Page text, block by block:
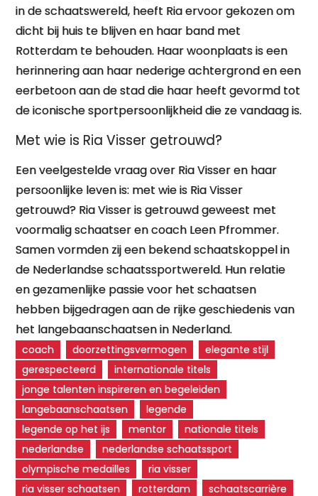
in de schaatswereld, heeft Ria ervoor gekozen om
dicht bij huis te blijven en haar band met
Rotterdam te behouden. Haar woonplaats is een
herinnering aan haar nederige achtergrond en een
eerbetoon aan de stad die haar heeft gevormd tot
de iconische sportpersoonlijkheid die ze vandaag is.
Met wie is Ria Visser getrouwd?
Een veelgestelde vraag over Ria Visser en haar
persoonlijke leven is: met wie is Ria Visser
getrouwd? Ria Visser is getrouwd geweest met
voormalig schaatser en coach Leen Pfrommer.
Samen vormden zij een bekend schaatskoppel in
de Nederlandse schaatssportwereld. Hun relatie
en gezamenlijke passie voor het schaatsen
hebben bijgedragen aan de rijke geschiedenis van
het langebaanschaatsen in Nederland.
coach doorzettingsvermogen
elegante stijl
gerespecteerd
internationale titels
jonge talenten inspireren en begeleiden
langebaanschaatsen
legende
legende op het ijs
mentor
nationale titels
nederlandse
nederlandse schaatssport
olympische medailles
ria visser
ria visser schaatsen
rotterdam schaatscarrière